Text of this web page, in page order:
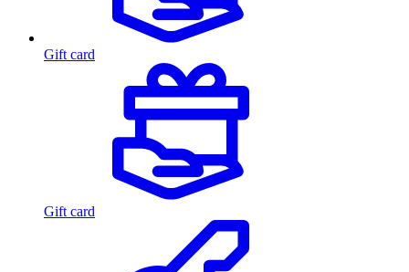
Gift card
Gift card